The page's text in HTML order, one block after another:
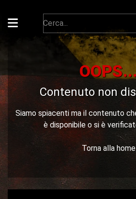
Contenuto non
Siamo spiacenti ma il contenuto
è disponibile o si è
Torna alla home